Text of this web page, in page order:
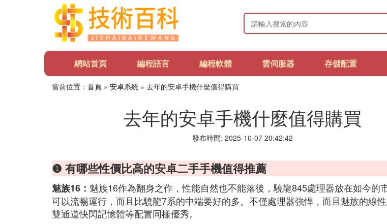
網站首頁 編程語言 編程軟體 雲伺服器 存儲配置
當前位置： 首頁 » 安卓系統 » 去年的安卓手機什麼值得購買
去年的安卓手機什麼值得購買
發布時間: 2025-10-07 20:42:42
❶ 有哪些性價比高的安卓二手手機值得推薦
魅族16： 魅族16作為翻身之作，性能自然也不能落後，驍龍845處理器放在如今的
可以流暢運行，而且比驍龍7系的中端要好的多。不僅處理器強悍，而且魅族的線
雙通道快閃記憶體等配置同樣優秀。